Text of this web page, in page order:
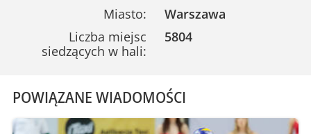
Miasto:
Warszawa
Liczba miejsc
siedzących w hali:
5804
POWIĄZANE WIADOMOŚCI